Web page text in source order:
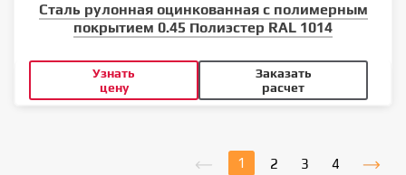
Сталь рулонная оцинкованная с полимерным
покрытием 0.45 Полиэстер RAL 1014
Узнать
цену
Заказать
расчет
1 2 3 4